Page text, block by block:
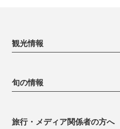
観光情報
旬の情報
旅行・メディア関係者の方へ